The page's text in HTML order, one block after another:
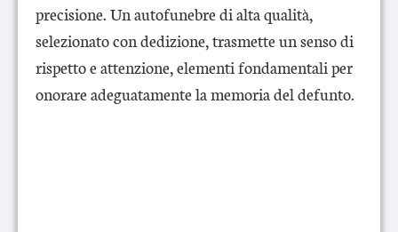
precisione. Un autofunebre di alta qualità,
selezionato con dedizione, trasmette un senso di
rispetto e attenzione, elementi fondamentali per
onorare adeguatamente la memoria del defunto.